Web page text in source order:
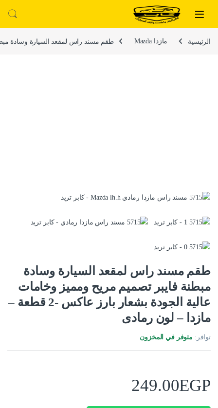
تخطي إلى المحتوى
الرئيسية مازدا Mazda طقم مسند راس لمقعد السيارة وسادة مبطنة فايبر
طقم مسند راس لمقعد السيارة وسادة
مبطنة فايبر تصميم مريح ومميز وخامات
عالية الجودة بشعار بارز عاكس -2 قطعة –
مازدا – لون رمادى
توافر: متوفر في المخزون
249.00EGP